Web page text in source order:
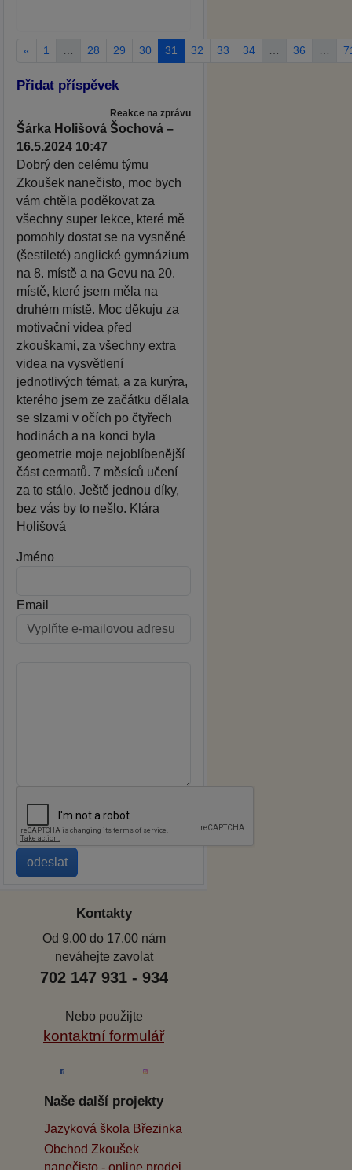
« 1 28 29 30 31 32 33 34 36
Přidat příspěvek
Reakce na zprávu
Šárka Holišová Šochová –
16.5.2024 10:47
Dobrý den celému týmu
Zkoušek nanečisto, moc bych
vám chtěla poděkovat za
všechny super lekce, které mě
pomohly dostat se na vysněné
(šestileté) anglické gymnázium
na 8. místě a na Gevu na 20.
místě, které jsem měla na
druhém místě. Moc děkuju za
motivační videa před
zkouškami, za všechny extra
videa na vysvětlení
jednotlivých témat, a za kurýra,
kterého jsem ze začátku dělala
se slzami v očích po čtyřech
hodinách a na konci byla
geometrie moje nejoblíbenější
část cermatů. 7 měsíců učení
za to stálo. Ještě jednou díky,
bez vás by to nešlo. Klára
Holišová
Jméno
Email
Kontakty
Od 9.00 do 17.00 nám
neváhejte zavolat
702 147 931 - 934
Nebo použijte
kontaktní formulář
Naše další projekty
Jazyková škola Březinka
Obchod Zkoušek
nanečisto - online prodej